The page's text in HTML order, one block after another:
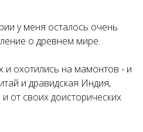
у меня осталось очень
о древнем мире.
и охотились на мамонтов - и
и дравидская Индия,
от своих доисторических